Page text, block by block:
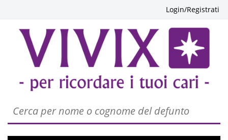
Login/Registrati
PASSATE:
FUNERALE